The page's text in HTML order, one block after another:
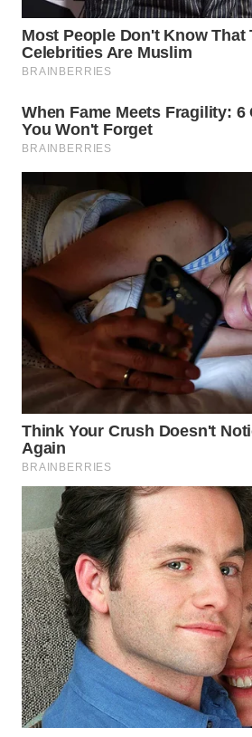
WAHANA
NEWS
WAHANA
WAHANA
WAHANA
INFRASTRUKTUR
WAHANA
KONSUMEN
WAHANA
LISTRIK
WAHANA
TRAVEL
TV
WAHANANEWS
ID
WAHANANEWS
CO ID
WAHANANEWS
NET